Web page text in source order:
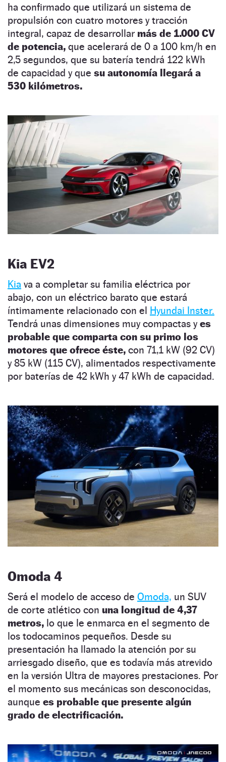
ha confirmado que utilizará un sistema de
propulsión con cuatro motores y tracción
integral, capaz de desarrollar más de 1.000 CV
de potencia, que acelerará de 0 a 100 km/h en
2,5 segundos, que su batería tendrá 122 kWh
de capacidad y que su autonomía llegará a
530 kilómetros.
Kia EV2
Kia va a completar su familia eléctrica por
abajo, con un eléctrico barato que estará
íntimamente relacionado con el Hyundai Inster.
Tendrá unas dimensiones muy compactas yes
probable que comparta con su primo los
motores que ofrece éste, con 71,1 kW (92 CV)
y 85 kW (115 CV), alimentados respectivamente
por baterías de 42 kWh y 47 kWh de capacidad.
Omoda 4
Será el modelo de acceso de Omoda, un SUV
de corte atlético con una longitud de 4,37
metros, lo que le enmarca en el segmento de
los todocaminos pequeños. Desde su
presentación ha llamado la atención por su
arriesgado diseño, que es todavía más atrevido
en la versión Ultra de mayores prestaciones. Por
el momento sus mecánicas son desconocidas,
aunque es probable que presente algún
grado de electrificación.